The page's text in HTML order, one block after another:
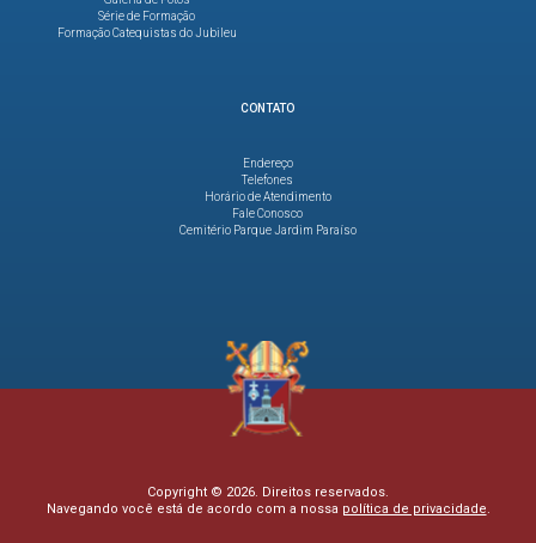
Série de Formação
Formação Catequistas do Jubileu
CONTATO
Endereço
Telefones
Horário de Atendimento
Fale Conosco
Cemitério Parque Jardim Paraíso
Copyright © 2026. Direitos reservados.
Navegando você está de acordo com a nossa política de privacidade.